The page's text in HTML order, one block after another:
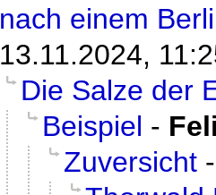
nach einem
13.11.2024,
Die Salze der
Beispiel -
Zuversicht